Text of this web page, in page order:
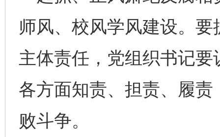
师风、校风学风建设。
主体责任，党组织书记
各方面知责、担责、履
败斗争。